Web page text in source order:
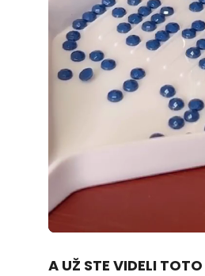
100.00%
A UŽ STE VIDELI